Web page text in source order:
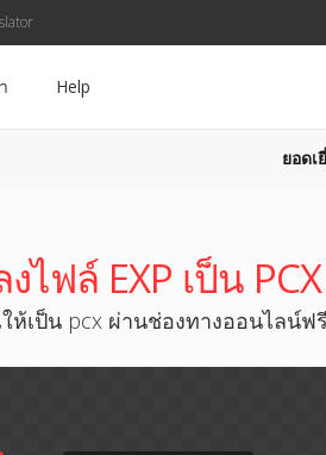
Help
ยอดเ
ไฟล์ EXP เป็น PCX
เป็น pcx ผ่านช่องทางออนไลน์ฟรี